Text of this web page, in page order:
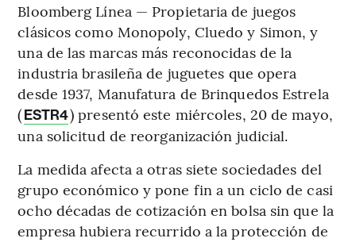
Bloomberg Línea — Propietaria de juegos
clásicos como Monopoly, Cluedo y Simon, y
una de las marcas más reconocidas de la
industria brasileña de juguetes que opera
desde 1937, Manufatura de Brinquedos Estrela
(ESTR4) presentó este miércoles, 20 de mayo,
una solicitud de reorganización judicial.
La medida afecta a otras siete sociedades del
grupo económico y pone fin a un ciclo de casi
ocho décadas de cotización en bolsa sin que la
empresa hubiera recurrido a la protección de